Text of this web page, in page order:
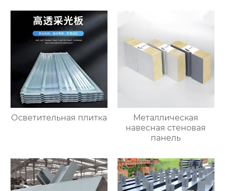
Осветительная плитка
Металлическая
навесная стеновая
панель